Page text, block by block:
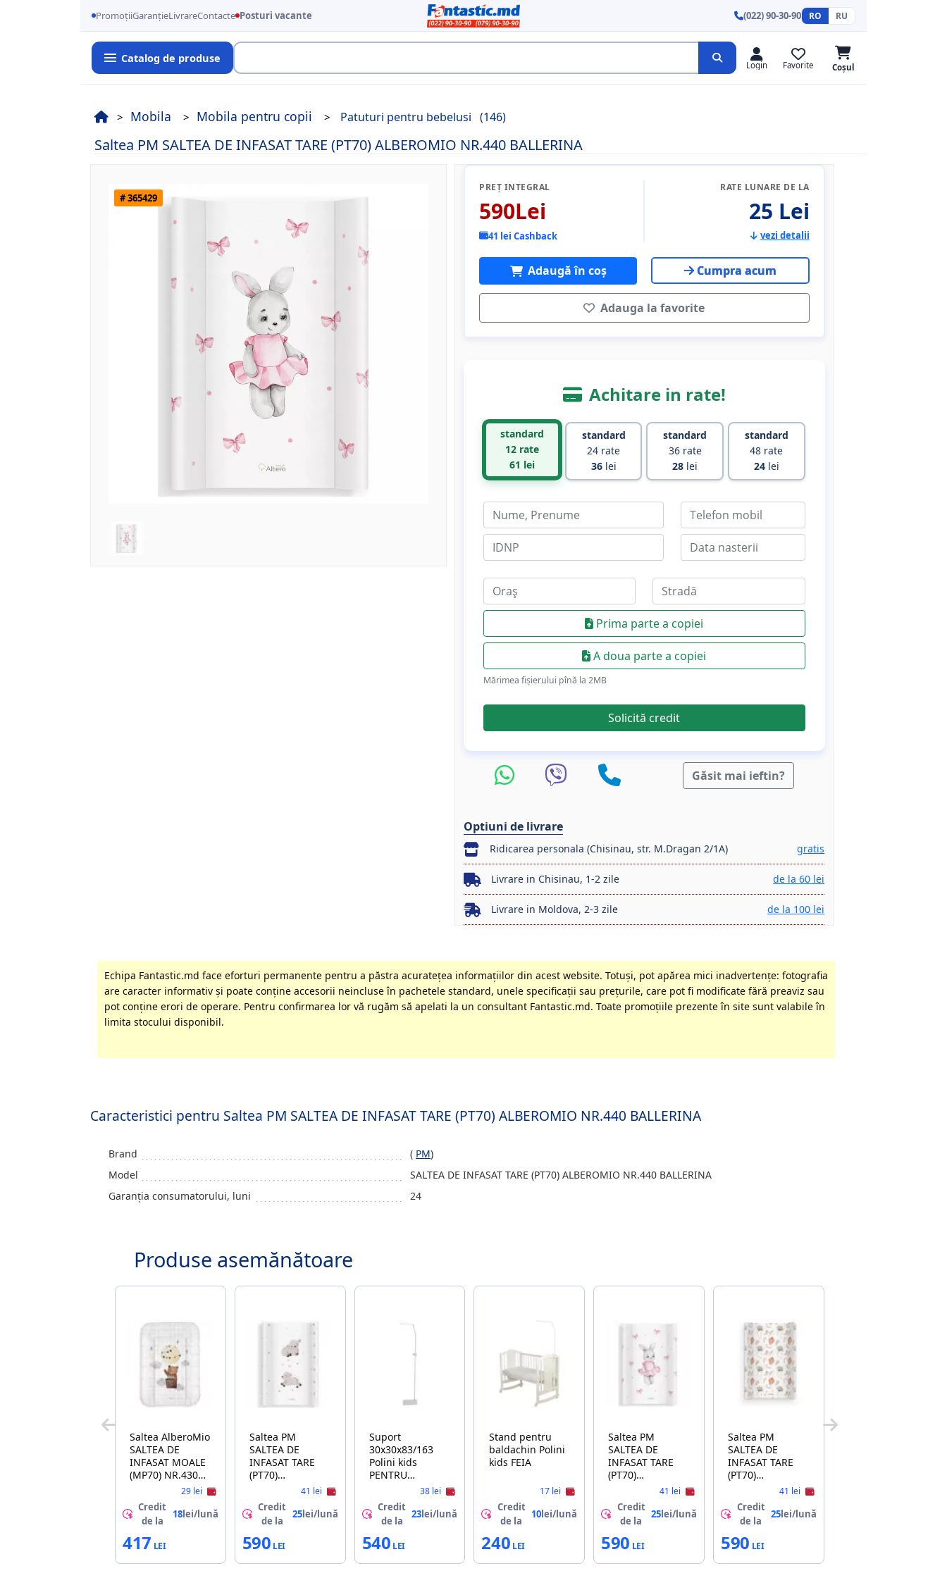
PromoțiiGaranțieLivrareContacte Posturi vacante (022) 90-30-90 RO RU
Catalog de produse
Login Favorite Coșul
Mobila Mobila pentru copii Patuturi pentru bebelusi (146)
Saltea PM SALTEA DE INFASAT TARE (PT70) ALBEROMIO NR.440 BALLERINA
# 365429
PREȚ INTEGRAL
590Lei
41 lei Cashback
RATE LUNARE DE LA
25 Lei
vezi detalii
Adaugă în coș Cumpra acum
Adauga la favorite
Achitare in rate!
standard
12 rate
61 lei
standard
24 rate
36lei
standard
36 rate
28 lei
standard
48 rate
24lei
Prima parte a copiei
A doua parte a copiei
Mărimea fișierului pînă la 2МB
Solicită credit
Găsit mai ieftin?
Optiuni de livrare
Ridicarea personala (Chisinau, str. M.Dragan 2/1A) gratis
Livrare in Chisinau, 1-2 zile de la 60 lei
Livrare in Moldova, 2-3 zile de la 100 lei
Echipa Fantastic.md face eforturi permanente pentru a păstra acurateţea informaţiilor din acest website. Totuși, pot apărea mici inadvertenţe: fotografia
are caracter informativ şi poate conţine accesorii neincluse în pachetele standard, unele specificaţii sau preţurile, care pot fi modificate fără preaviz sau
pot conţine erori de operare. Pentru confirmarea lor vă rugăm să apelati la un consultant Fantastic.md. Toate promoţiile prezente în site sunt valabile în
limita stocului disponibil.
Caracteristici pentru Saltea PM SALTEA DE INFASAT TARE (PT70) ALBEROMIO NR.440 BALLERINA
Brand ( PM)
Model
SALTEA DE INFASAT TARE (PT70) ALBEROMIO NR.440 BALLERINA
Garanția consumatorului, luni
24
Produse asemănătoare
Saltea AlberoMio
SALTEA DE
INFASAT MOALE
(MP70) NR.430
29 lei
Credit
de la
18lei/lună
417
Saltea PM
SALTEA DE
INFASAT TARE
(PT70)
ALBEROMIO
NR.439 SHEEP
41 lei
Credit
de la
25lei/lună
590
Suport
30x30x83/163
Polini kids
PENTRU
BALDACHIN ALB
38 lei
Credit
de la
23lei/lună
540
Stand pentru
baldachin Polini
kids FEIA
17 lei
Credit
de la
10lei/lună
240
Saltea PM
SALTEA DE
INFASAT TARE
(PT70)
ALBEROMIO
NR.440
BALLERINA
41 lei
Credit
de la
25lei/lună
590
Saltea PM
SALTEA DE
INFASAT TARE
(PT70)
ALBEROMIO
NR.B001 BOHO
RUSTY
41 lei
Credit
de la
25lei/lună
590